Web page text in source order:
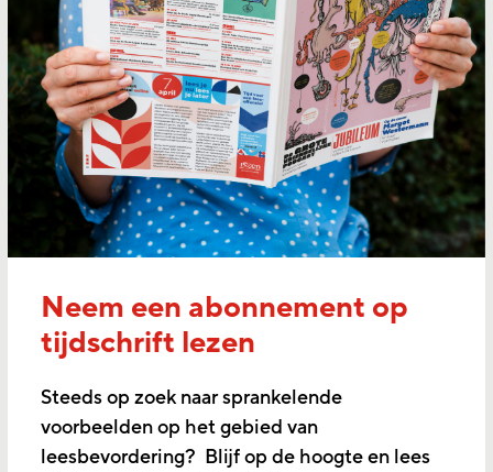
Neem een abonnement op
tijdschrift lezen
Steeds op zoek naar sprankelende
voorbeelden op het gebied van
leesbevordering? Blijf op de hoogte en lees